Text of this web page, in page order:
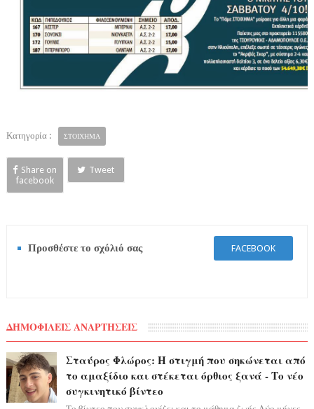
Κατηγορία : ΣΤΟΙΧΗΜΑ
Share on
facebook
Tweet
Προσθέστε το σχόλιό σας FACEBOOK
ΔΗΜΟΦΙΛΕΙΣ ΑΝΑΡΤΗΣΕΙΣ
Σταύρος Φλώρος: Η στιγμή που σηκώνεται από
το αμαξίδιο και στέκεται όρθιος ξανά - Το νέο
συγκινητικό βίντεο